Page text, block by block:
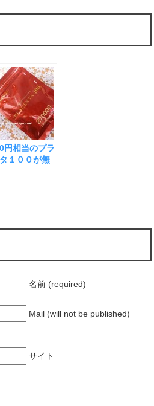
円相当のプラ
１００が無
名前 (required)
Mail (will not be published)
サイト